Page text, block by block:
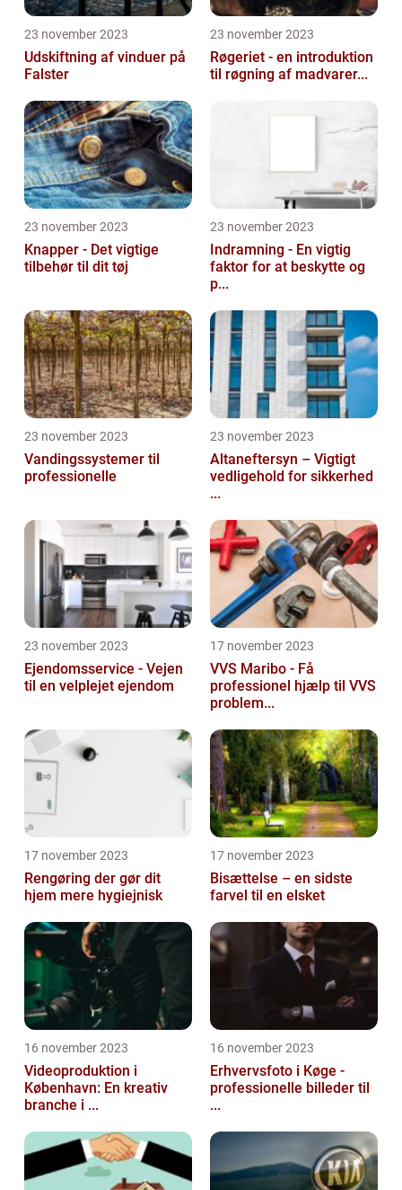
23 november 2023
Udskiftning af vinduer på
Falster
23 november 2023
Røgeriet - en introduktion
til røgning af madvarer...
23 november 2023
Knapper - Det vigtige
tilbehør til dit tøj
23 november 2023
Indramning - En vigtig
faktor for at beskytte og
p...
23 november 2023
Vandingssystemer til
professionelle
23 november 2023
Altaneftersyn – Vigtigt
vedligehold for sikkerhed
...
23 november 2023
Ejendomsservice - Vejen
til en velplejet ejendom
17 november 2023
VVS Maribo - Få
professionel hjælp til VVS
problem...
17 november 2023
Rengøring der gør dit
hjem mere hygiejnisk
17 november 2023
Bisættelse – en sidste
farvel til en elsket
16 november 2023
Videoproduktion i
København: En kreativ
branche i ...
16 november 2023
Erhvervsfoto i Køge -
professionelle billeder til
...